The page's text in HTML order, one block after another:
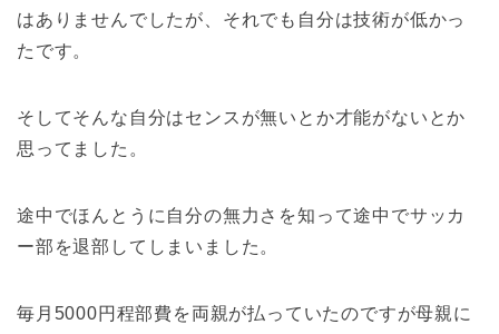
はありませんでしたが、それでも自分は技術が低かっ
たです。
そしてそんな自分はセンスが無いとか才能がないとか
思ってました。
途中でほんとうに自分の無力さを知って途中でサッカ
ー部を退部してしまいました。
毎月5000円程部費を両親が払っていたのですが母親に